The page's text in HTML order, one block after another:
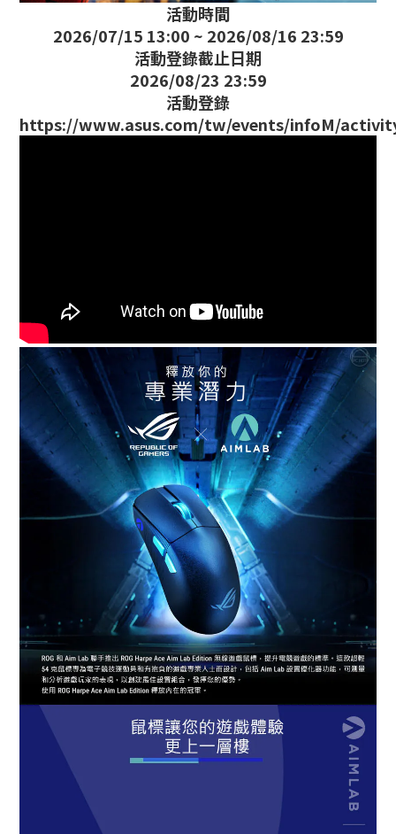
活動時間
2026/07/15 13:00 ~ 2026/08/16 23:59
活動登錄截止日期
2026/08/23 23:59
活動登錄
https://www.asus.com/tw/events/infoM/